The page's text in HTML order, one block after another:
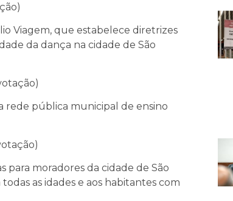
Viagem, que estabelece diretrizes
da dança na cidade de São
rede pública municipal de ensino
moradores da cidade de São
as idades e aos habitantes com